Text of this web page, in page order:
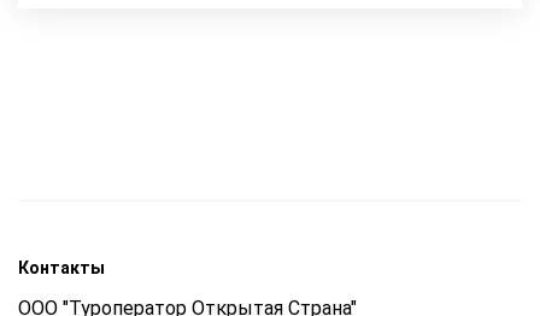
Контакты
ООО "Туроператор Открытая Страна"